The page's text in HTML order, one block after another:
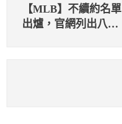
【MLB】不續約名單
出爐，官網列出八位